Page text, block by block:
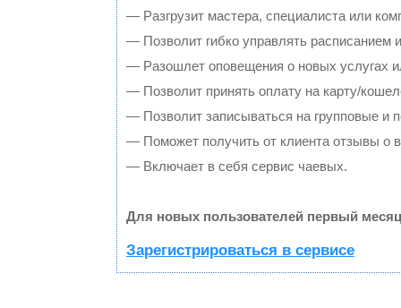
— Разгрузит мастера, специалиста или
— Позволит гибко управлять расписанием и
— Разошлет оповещения о новых услугах
— Позволит принять оплату на карту/
— Позволит записываться на групповые и
— Поможет получить от клиента отзывы о
— Включает в себя сервис чаевых.
Для новых пользователей первый
Зарегистрироваться в сервисе